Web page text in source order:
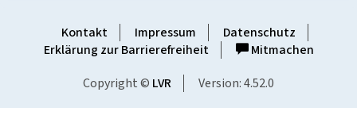
Kontakt Impressum
Datenschutz
Erklärung zur Barrierefreiheit
Mitmachen
Copyright © LVR Version: 4.52.0